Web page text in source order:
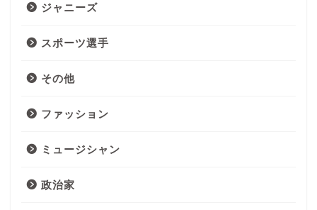
ジャニーズ
スポーツ選手
その他
ファッション
ミュージシャン
政治家